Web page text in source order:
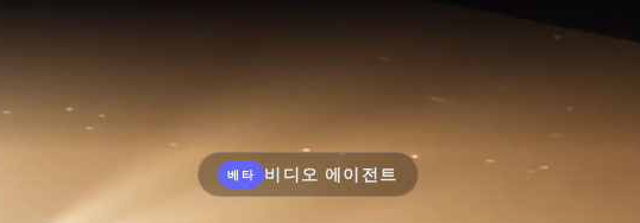
베타 비디오 에이전트